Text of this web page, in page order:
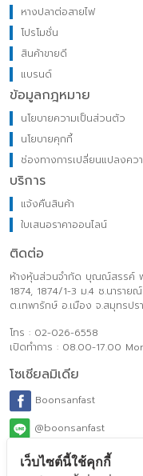
หางปลาต่อสายไฟ
โปรโมชั่น
สินค้าขายดี
แบรนด์
ข้อมูลกฎหมาย
นโยบายความเป็นส่วนตัว
นโยบายคุกกี้
ช่องทางการเปลี่ยนแปลงคว
บริการ
แจ้งคืนสินค้า
ใบเสนอราคาออนไลน์
ติดต่อ
ห้างหุ้นส่วนจำกัด บุณณ์สรรค์ ฟ
1874, 1874/1-3 ม.4 ซ.นาราย
ต.เทพารักษ์ อ.เมือง จ.สมุทรปร
โทร : 02-026-6558
เปิดทำการ : 08.00-17.00
โซเชียลมิเดีย
Boonsanfast
@boonsanfast
เว็บไซต์นี้ใช้คุกกี้